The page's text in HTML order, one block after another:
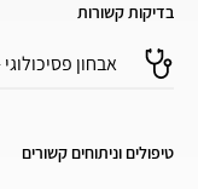
בדיקות קשורות
אבחון
טיפולים וניתוחים קשורים